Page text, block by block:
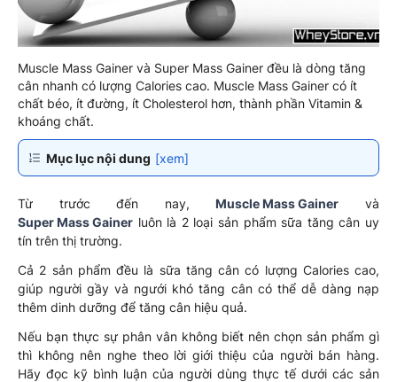
Muscle Mass Gainer và Super Mass Gainer đều là dòng tăng
cân nhanh có lượng Calories cao. Muscle Mass Gainer có ít
chất béo, ít đường, ít Cholesterol hơn, thành phần Vitamin &
khoáng chất.
Mục lục nội dung [xem]
Từ trước đến nay, Muscle Mass Gainer và
Super Mass Gainer luôn là 2 loại sản phẩm sữa tăng cân uy
tín trên thị trường.
Cả 2 sản phẩm đều là sữa tăng cân có lượng Calories cao,
giúp người gầy và ngưới khó tăng cân có thể dễ dàng nạp
thêm dinh dưỡng để tăng cân hiệu quả.
Nếu bạn thực sự phân vân không biết nên chọn sản phẩm gì
thì không nên nghe theo lời giới thiệu của người bán hàng.
Hãy đọc kỹ bình luận của người dùng thực tế dưới các sản